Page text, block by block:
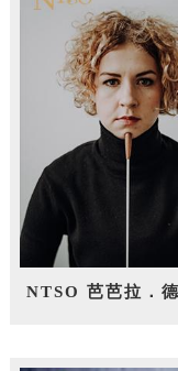
NTSO 芭芭拉．